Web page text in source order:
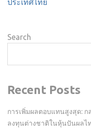
ประเทศไทย
Search
Recent Posts
การเพิ่มผลตอบแทนสูงสุด:
ลงทุนต่างชาติในหุ้นปันผลไท